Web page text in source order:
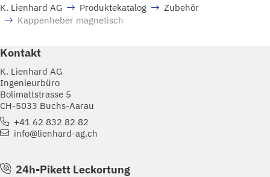
K. Lienhard AG Produktekatalog
Zubehör
Kappenheber magnetisch
Kontakt
K. Lienhard AG
Ingenieurbüro
Bolimattstrasse 5
CH-5033 Buchs-Aarau
+41 62 832 82 82
info@lienhard-ag.ch
24h-Pikett Leckortung